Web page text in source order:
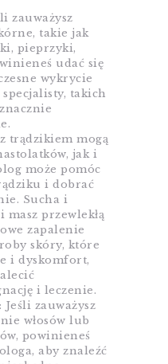
zauważysz
takie jak
pieprzyki,
udać się
wykrycie
takich
trądzikiem mogą
jak i
może pomóc
i dobrać
Sucha i
masz przewlekłą
zapalenie
skóry, które
i dyskomfort,
i leczenie.
Jeśli zauważysz
włosów lub
powinieneś
aby znaleźć